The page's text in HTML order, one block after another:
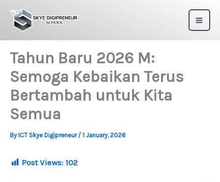
content
Tahun Baru 2026 M:
Semoga Kebaikan Terus
Bertambah untuk Kita
Semua
By ICT Skye Digipreneur / 1 January, 2026
Post Views: 102